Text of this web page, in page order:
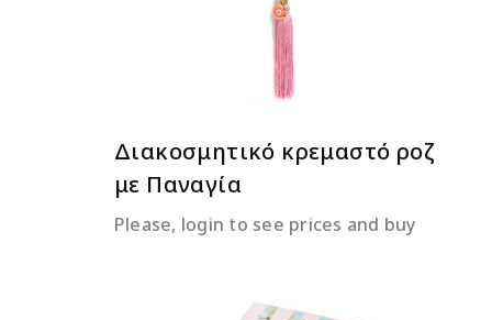
Διακοσμητικό κρεμαστό ροζ
με Παναγία
Please, login to see prices and buy